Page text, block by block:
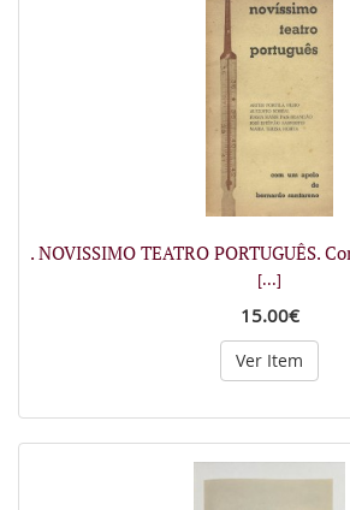
. NOVISSIMO TEATRO PORTUGUÊS.
[...]
15.00€
Ver Item